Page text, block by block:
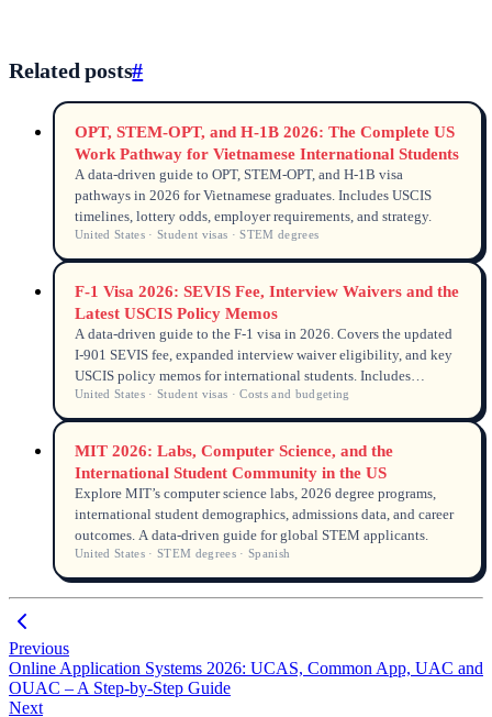
Related posts#
OPT, STEM-OPT, and H-1B 2026: The Complete US
Work Pathway for Vietnamese International Students
A data-driven guide to OPT, STEM-OPT, and H-1B visa
pathways in 2026 for Vietnamese graduates. Includes USCIS
timelines, lottery odds, employer requirements, and strategy.
United States · Student visas · STEM degrees
F-1 Visa 2026: SEVIS Fee, Interview Waivers and the
Latest USCIS Policy Memos
A data-driven guide to the F-1 visa in 2026. Covers the updated
I-901 SEVIS fee, expanded interview waiver eligibility, and key
USCIS policy memos for international students. Includes
UNILINK licensed counsellor insight and anonymised student
case.
United States · Student visas · Costs and budgeting
MIT 2026: Labs, Computer Science, and the
International Student Community in the US
Explore MIT’s computer science labs, 2026 degree programs,
international student demographics, admissions data, and career
outcomes. A data-driven guide for global STEM applicants.
United States · STEM degrees · Spanish
Previous
Online Application Systems 2026: UCAS, Common App, UAC and
OUAC – A Step-by-Step Guide
Next